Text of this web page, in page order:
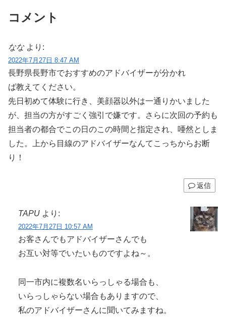
コメント
なな より:
2022年7月27日 8:47 AM
長野県長野市でおすすめのアドバイザーが分かれ
ば教えてください。
先日初めて体験に行き、美顔器以外は一通りかいました
が、担当の方がすごく強引で嫌です。さらに次回の予約も
担当者の都合でこの日のこの時間と指定され、唖然としま
した。上から目線のアドバイザーなんてこっちからお断
り！
返信
TAPU より:
2022年7月27日 10:57 AM
お客さんでもアドバイザーさんでも
お互い対等でいたいものですよね～。
同一市内に複数名いらっしゃる場合も、
いらっしゃらない場合もありますので、
私のアドバイザーさんに聞いてみますね。